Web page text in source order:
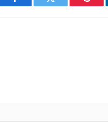
Facebook Twitter